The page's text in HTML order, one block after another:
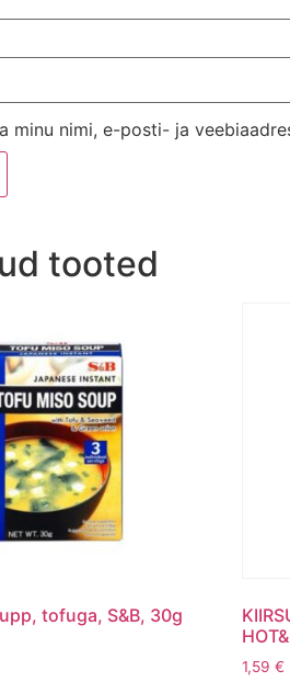
minu nimi, e-posti- ja
tooted
tofuga, S&B, 30g
1,59 €